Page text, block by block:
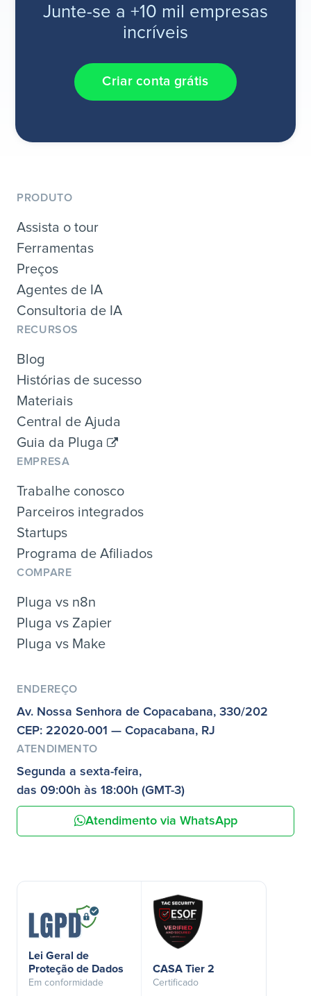
Junte-se a +10 mil empresas
incríveis
Criar conta grátis
PRODUTO
Assista o tour
Ferramentas
Preços
Agentes de IA
Consultoria de IA
RECURSOS
Blog
Histórias de sucesso
Materiais
Central de Ajuda
Guia da Pluga
EMPRESA
Trabalhe conosco
Parceiros integrados
Startups
Programa de Afiliados
COMPARE
Pluga vs n8n
Pluga vs Zapier
Pluga vs Make
ENDEREÇO
Av. Nossa Senhora de Copacabana, 330/202
CEP: 22020-001 — Copacabana, RJ
ATENDIMENTO
Segunda a sexta-feira,
das 09:00h às 18:00h (GMT-3)
Atendimento via WhatsApp
Lei Geral de
Proteção de Dados
Em conformidade
CASA Tier 2
Certificado